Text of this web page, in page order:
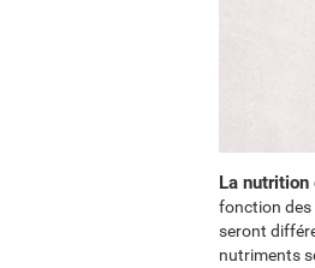
La nutrition
fonction des
seront
nutriments